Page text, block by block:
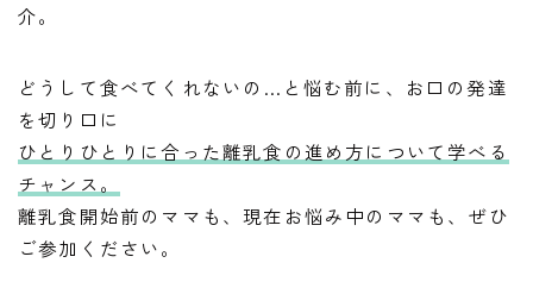
介。
どうして食べてくれないの…と悩む前に、お口の発達
を切り口に
ひとりひとりに合った離乳食の進め方について学べる
チャンス。
離乳食開始前のママも、現在お悩み中のママも、ぜひ
ご参加ください。